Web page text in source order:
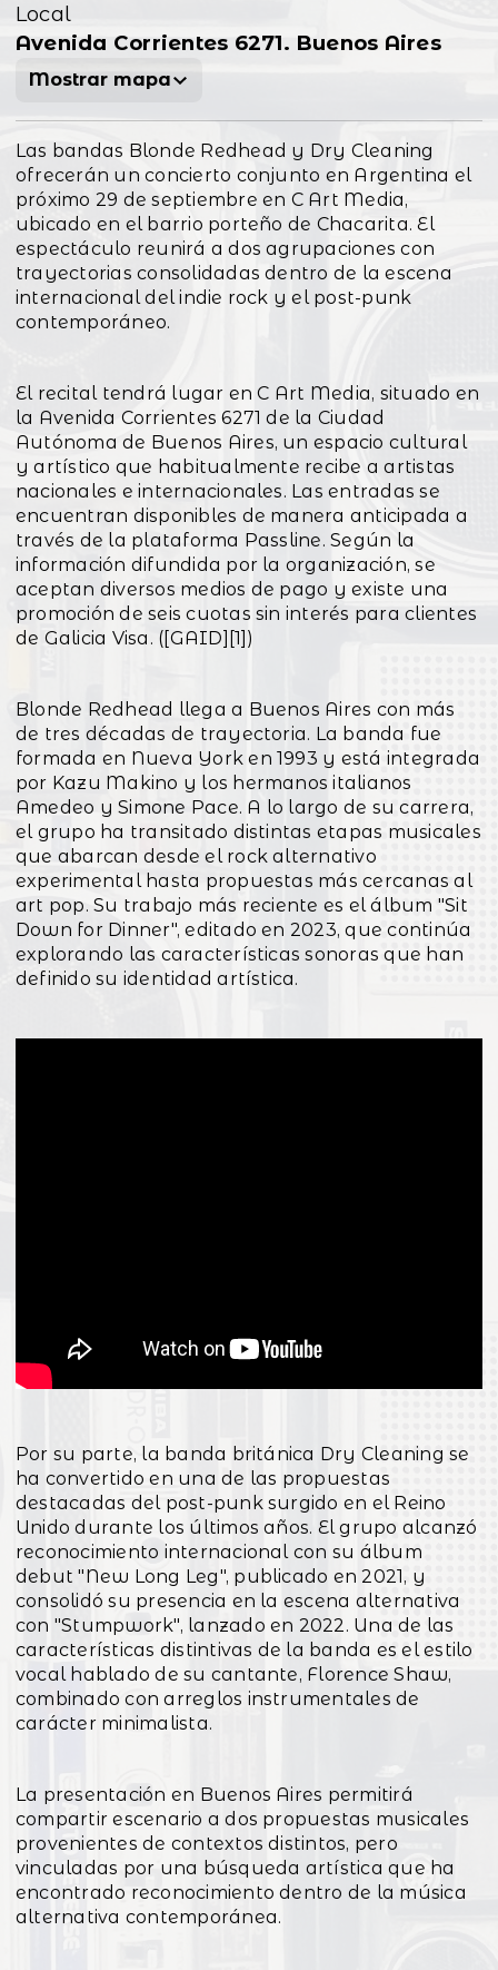
Local
Avenida Corrientes 6271. Buenos Aires
Mostrar mapa
Las bandas Blonde Redhead y Dry Cleaning
ofrecerán un concierto conjunto en Argentina el
próximo 29 de septiembre en C Art Media,
ubicado en el barrio porteño de Chacarita. El
espectáculo reunirá a dos agrupaciones con
trayectorias consolidadas dentro de la escena
internacional del indie rock y el post-punk
contemporáneo.
El recital tendrá lugar en C Art Media, situado en
la Avenida Corrientes 6271 de la Ciudad
Autónoma de Buenos Aires, un espacio cultural
y artístico que habitualmente recibe a artistas
nacionales e internacionales. Las entradas se
encuentran disponibles de manera anticipada a
través de la plataforma Passline. Según la
información difundida por la organización, se
aceptan diversos medios de pago y existe una
promoción de seis cuotas sin interés para clientes
de Galicia Visa. ([GAID][1])
Blonde Redhead llega a Buenos Aires con más
de tres décadas de trayectoria. La banda fue
formada en Nueva York en 1993 y está integrada
por Kazu Makino y los hermanos italianos
Amedeo y Simone Pace. A lo largo de su carrera,
el grupo ha transitado distintas etapas musicales
que abarcan desde el rock alternativo
experimental hasta propuestas más cercanas al
art pop. Su trabajo más reciente es el álbum "Sit
Down for Dinner", editado en 2023, que continúa
explorando las características sonoras que han
definido su identidad artística.
Por su parte, la banda británica Dry Cleaning se
ha convertido en una de las propuestas
destacadas del post-punk surgido en el Reino
Unido durante los últimos años. El grupo alcanzó
reconocimiento internacional con su álbum
debut "New Long Leg", publicado en 2021, y
consolidó su presencia en la escena alternativa
con "Stumpwork", lanzado en 2022. Una de las
características distintivas de la banda es el estilo
vocal hablado de su cantante, Florence Shaw,
combinado con arreglos instrumentales de
carácter minimalista.
La presentación en Buenos Aires permitirá
compartir escenario a dos propuestas musicales
provenientes de contextos distintos, pero
vinculadas por una búsqueda artística que ha
encontrado reconocimiento dentro de la música
alternativa contemporánea.